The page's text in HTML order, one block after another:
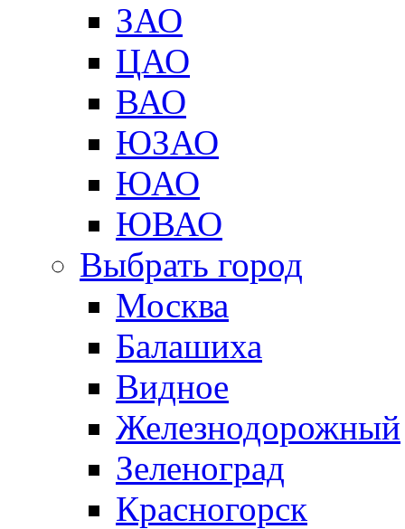
ЗАО
ЦАО
ВАО
ЮЗАО
ЮАО
ЮВАО
Выбрать город
Москва
Балашиха
Видное
Железнодорожный
Зеленоград
Красногорск